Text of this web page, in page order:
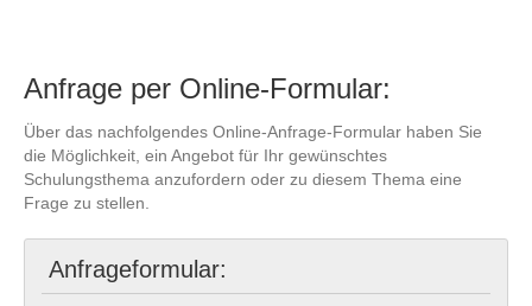
Anfrage per Online-Formular:
Über das nachfolgendes Online-Anfrage-Formular haben Sie
die Möglichkeit, ein Angebot für Ihr gewünschtes
Schulungsthema anzufordern oder zu diesem Thema eine
Frage zu stellen.
Anfrageformular: